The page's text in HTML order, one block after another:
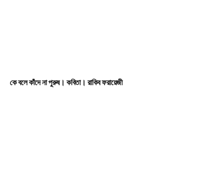
কে বলে কাঁদে না পুরুষ। কবিতা। রাকিব ফরায়েজী